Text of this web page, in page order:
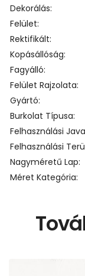
Dekorálás
Felület
Rektifikált
Kopásállóság
Fagyálló
Felület Rajzolata
Gyártó
Burkolat Típusa
Felhasználási
Felhasználási
Nagyméretű Lap
Méret Kategória